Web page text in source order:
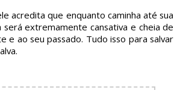
acredita que enquanto caminha até sua
extremamente cansativa e cheia de
e ao seu passado. Tudo isso para salvar